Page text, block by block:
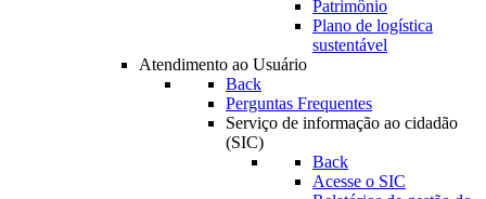
Patrimônio
Plano de logística
sustentável
Atendimento ao Usuário
Back
Perguntas Frequentes
Serviço de informação ao cidadão
(SIC)
Back
Acesse o SIC